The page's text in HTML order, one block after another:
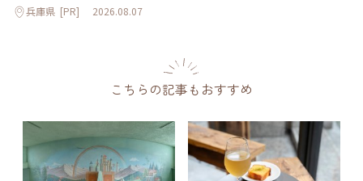
兵庫県 [PR] 2026.08.07
こちらの記事もおすすめ